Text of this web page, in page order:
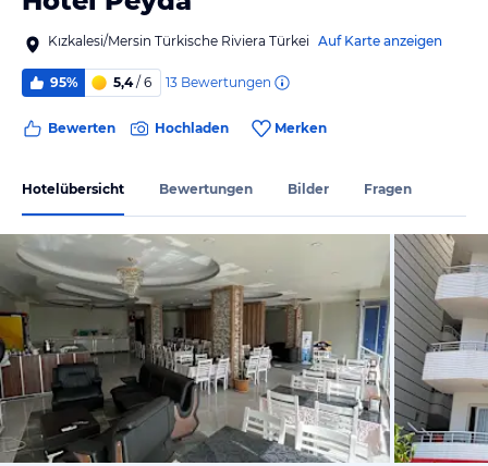
Kızkalesi/Mersin Türkische Riviera Türkei Auf Karte anzeigen
95% 5,4/ 6 13 Bewertungen
Bewerten Hochladen Merken
Hotelübersicht Bewertungen Bilder Fragen
von